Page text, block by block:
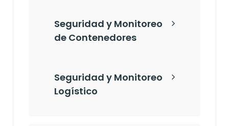
Seguridad y Monitoreo
de Contenedores
Seguridad y Monitoreo
Logístico